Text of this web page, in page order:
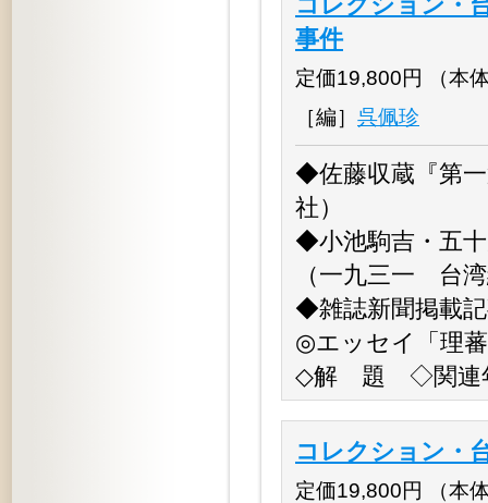
事件
定価19,800円 （本
［編］ 呉佩珍
◆佐藤収蔵『第
社）
◆小池駒吉・五
（一九三一 台
◆雑誌新聞掲載
◎エッセイ「理
◇解 題 ◇関連
コレクション
定価19,800円 （本